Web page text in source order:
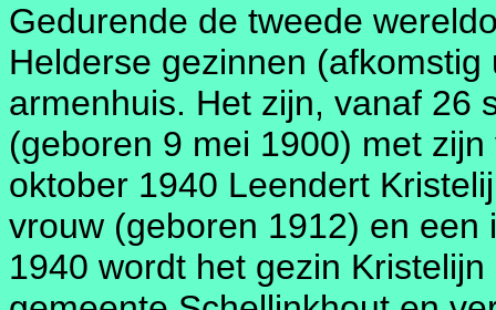
Gedurende de tweede
Helderse gezinnen
armenhuis. Het zijn, vanaf 26
(geboren 9 mei 1900) met
oktober 1940 Leendert
vrouw (geboren 1912) en
1940 wordt het gezin